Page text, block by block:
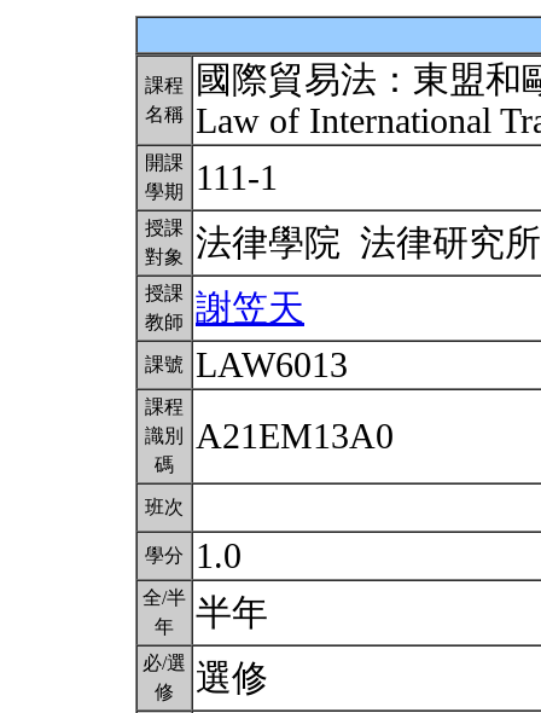
課程
名稱
國際貿易法：東盟和
Law of International
開課
學期
111-1
授課
對象
法律學院 法律研究
授課
教師
謝笠天
課號 LAW6013
課程
識別
碼
A21EM13A0
班次
學分 1.0
全/半
年
半年
必/選
修
選修